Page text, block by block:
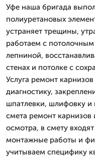
Уфе наша бригада
полиуретановых
устраняет трещины,
работаем с
лепниной,
стенах и потолке с
Услуга ремонт
диагностику,
шпатлевки, шлифовку и
смета ремонт карнизов
осмотра, в смету
монтажные работы и
учитываем специфику